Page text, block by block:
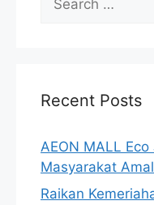
for:
Recent Posts
AEON MALL
Masyarakat
Raikan